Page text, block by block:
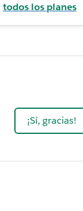
todos los planes
¡Sí, gracias!